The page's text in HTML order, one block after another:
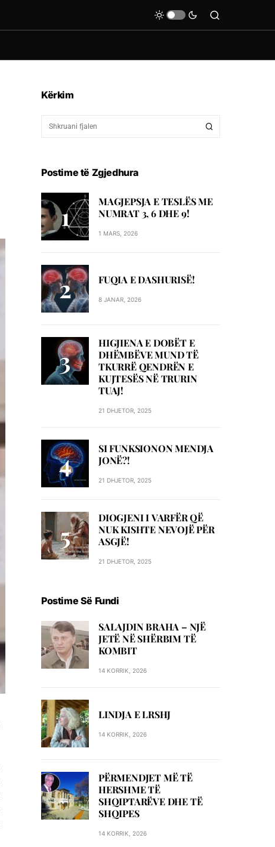
Kërkim
Postime të Zgjedhura
MAGJEPSJA E TESLËS ME
NUMRAT 3, 6 DHE 9!
1 MARS, 2026
FUQIA E DASHURISË!
8 JANAR, 2026
HIGJIENA E DOBËT E
DHËMBËVE MUND TË
TKURRË QENDRËN E
KUJTESËS NË TRURIN
TUAJ!
21 DHJETOR, 2025
SI FUNKSIONON MENDJA
JONË?!
21 DHJETOR, 2025
DIOGJENI I VARFËR QË
NUK KISHTE NEVOJË PËR
ASGJË!
21 DHJETOR, 2025
Postime Së Fundi
SALAJDIN BRAHA – NJЁ
JETЁ NЁ SHЁRBIM TЁ
KOMBIT
14 KORRIK, 2026
LINDJA E LRSHJ
14 KORRIK, 2026
PËRMENDJET MË TË
HERSHME TË
SHQIPTARËVE DHE TË
SHQIPES
14 KORRIK, 2026